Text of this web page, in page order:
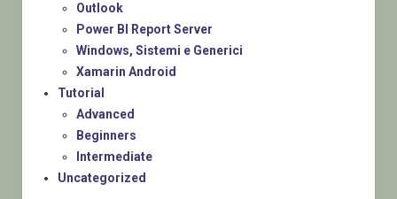
Outlook
Power BI Report Server
Windows, Sistemi e Generici
Xamarin Android
Tutorial
Advanced
Beginners
Intermediate
Uncategorized